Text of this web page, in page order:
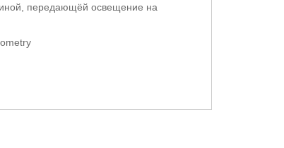
передающёй освещение на